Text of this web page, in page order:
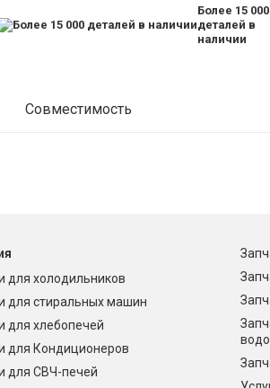
Более 15 000
деталей в
наличии
Совместимость
для холодильников
для стиральных машин
для хлебопечей
для Кондиционеров
для СВЧ-печей